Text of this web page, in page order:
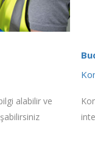
alabilir ve